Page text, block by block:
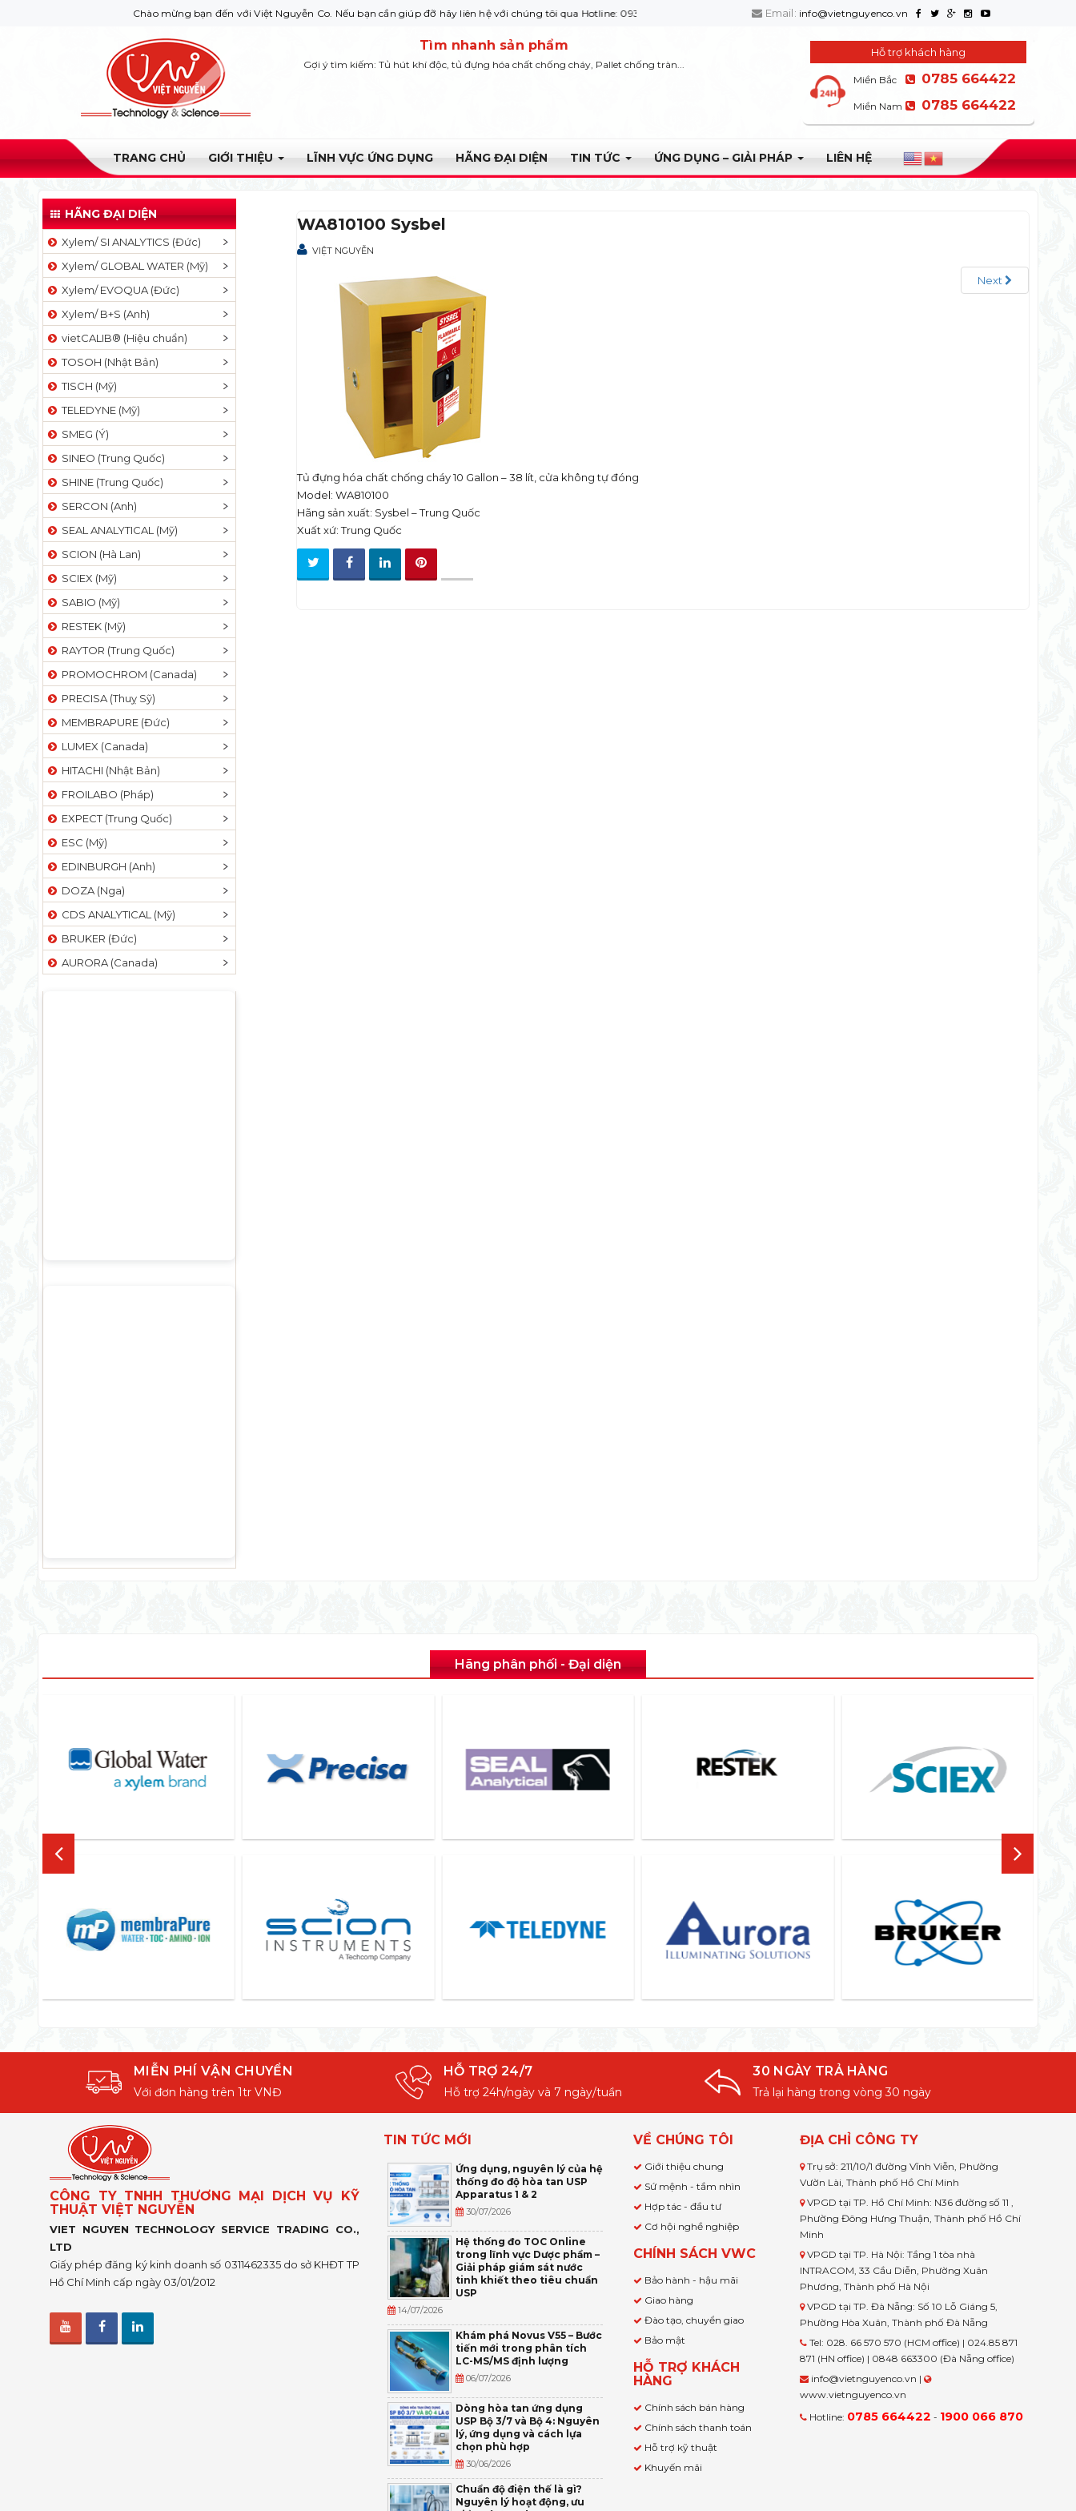
Chào mừng bạn đến với Việt Nguyễn Co. Nếu bạn cần giúp đỡ hãy liên hệ với chúng tôi qua Hotline: 0932 664422 Email: info@vietnguyenco.vn
Tìm nhanh sản phẩm
Gợi ý tìm kiếm: Tủ hút khí độc, tủ đựng hóa chất chống cháy, Pallet chống tràn...
Hỗ trợ khách hàng
Miền Bắc 0785 664422
Miền Nam 0785 664422
TRANG CHỦ GIỚI THIỆU LĨNH VỰC ỨNG DỤNG HÃNG ĐẠI DIỆN TIN TỨC ỨNG DỤNG – GIẢI PHÁP LIÊN HỆ
WA810100 Sysbel
VIỆT NGUYỄN
Next
Tủ đựng hóa chất chống cháy 10 Gallon – 38 lít, cửa không tự đóng
Model: WA810100
Hãng sản xuất: Sysbel – Trung Quốc
Xuất xứ: Trung Quốc
HÃNG ĐẠI DIỆN
Xylem/ SI ANALYTICS (Đức)
Xylem/ GLOBAL WATER (Mỹ)
Xylem/ EVOQUA (Đức)
Xylem/ B+S (Anh)
vietCALIB® (Hiệu chuẩn)
TOSOH (Nhật Bản)
TISCH (Mỹ)
TELEDYNE (Mỹ)
SMEG (Ý)
SINEO (Trung Quốc)
SHINE (Trung Quốc)
SERCON (Anh)
SEAL ANALYTICAL (Mỹ)
SCION (Hà Lan)
SCIEX (Mỹ)
SABIO (Mỹ)
RESTEK (Mỹ)
RAYTOR (Trung Quốc)
PROMOCHROM (Canada)
PRECISA (Thuỵ Sỹ)
MEMBRAPURE (Đức)
LUMEX (Canada)
HITACHI (Nhật Bản)
FROILABO (Pháp)
EXPECT (Trung Quốc)
ESC (Mỹ)
EDINBURGH (Anh)
DOZA (Nga)
CDS ANALYTICAL (Mỹ)
BRUKER (Đức)
AURORA (Canada)
Hãng phân phối - Đại diện
MIỄN PHÍ VẬN CHUYỂN
Với đơn hàng trên 1tr VNĐ
HỖ TRỢ 24/7
Hỗ trợ 24h/ngày và 7 ngày/tuần
30 NGÀY TRẢ HÀNG
Trả lại hàng trong vòng 30 ngày
CÔNG TY TNHH THƯƠNG MẠI DỊCH VỤ KỸ
THUẬT VIỆT NGUYỄN
VIET NGUYEN TECHNOLOGY SERVICE TRADING CO.,
LTD
Giấy phép đăng ký kinh doanh số 0311462335 do sở KHĐT TP
Hồ Chí Minh cấp ngày 03/01/2012
TIN TỨC MỚI
Ứng dụng, nguyên lý của hệ
thống đo độ hòa tan USP
Apparatus 1 & 2
30/07/2026
Hệ thống đo TOC Online
trong lĩnh vực Dược phẩm –
Giải pháp giám sát nước
tinh khiết theo tiêu chuẩn
USP
14/07/2026
Khám phá Novus V55 – Bước
tiến mới trong phân tích
LC-MS/MS định lượng
06/07/2026
Dòng hòa tan ứng dụng
USP Bộ 3/7 và Bộ 4: Nguyên
lý, ứng dụng và cách lựa
chọn phù hợp
30/06/2026
Chuẩn độ điện thế là gì?
Nguyên lý hoạt động, ưu
VỀ CHÚNG TÔI
Giới thiệu chung
Sứ mệnh - tầm nhìn
Hợp tác - đầu tư
Cơ hội nghề nghiệp
CHÍNH SÁCH VWC
Bảo hành - hậu mãi
Giao hàng
Đào tạo, chuyển giao
Bảo mật
HỖ TRỢ KHÁCH
HÀNG
Chính sách bán hàng
Chính sách thanh toán
Hỗ trợ kỹ thuật
Khuyến mãi
ĐỊA CHỈ CÔNG TY
Trụ sở: 211/10/1 đường Vĩnh Viễn, Phường
Vườn Lài, Thành phố Hồ Chí Minh
VPGD tại TP. Hồ Chí Minh: N36 đường số 11 ,
Phường Đông Hưng Thuận, Thành phố Hồ Chí
Minh
VPGD tại TP. Hà Nội: Tầng 1 tòa nhà
INTRACOM, 33 Cầu Diễn, Phường Xuân
Phương, Thành phố Hà Nội
VPGD tại TP. Đà Nẵng: Số 10 Lỗ Giáng 5,
Phường Hòa Xuân, Thành phố Đà Nẵng
Tel: 028. 66 570 570 (HCM office) | 024.85 871
871 (HN office) | 0848 663300 (Đà Nẵng office)
info@vietnguyenco.vn |
www.vietnguyenco.vn
Hotline: 0785 664422 - 1900 066 870